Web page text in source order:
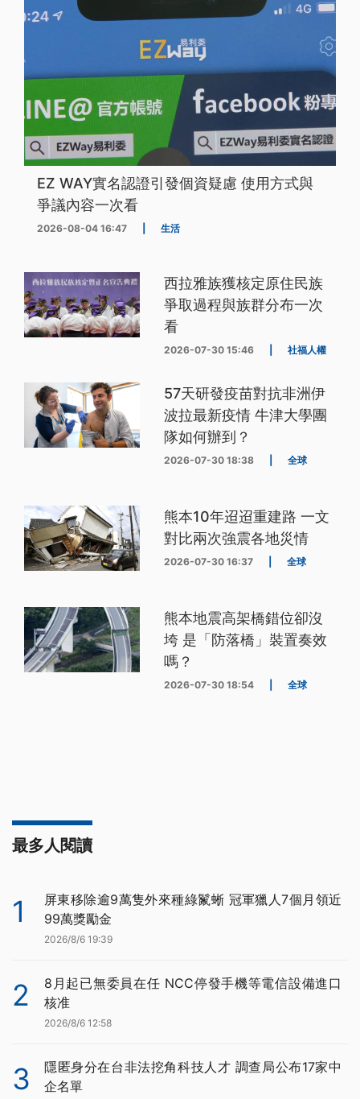
EZ WAY實名認證引發個資疑慮 使用方式與
爭議內容一次看
2026-08-04 16:47 生活
西拉雅族獲核定原住民族
爭取過程與族群分布一次
看
2026-07-30 15:46 社福人權
57天研發疫苗對抗非洲伊
波拉最新疫情 牛津大學團
隊如何辦到？
2026-07-30 18:38 全球
熊本10年迢迢重建路 一文
對比兩次強震各地災情
2026-07-30 16:37 全球
熊本地震高架橋錯位卻沒
垮 是「防落橋」裝置奏效
嗎？
2026-07-30 18:54 全球
最多人閱讀
1
屏東移除逾9萬隻外來種綠鬣蜥 冠軍獵人7個月領近
99萬獎勵金
2026/8/6 19:39
2
8月起已無委員在任 NCC停發手機等電信設備進口
核准
2026/8/6 12:58
3
隱匿身分在台非法挖角科技人才 調查局公布17家中
企名單